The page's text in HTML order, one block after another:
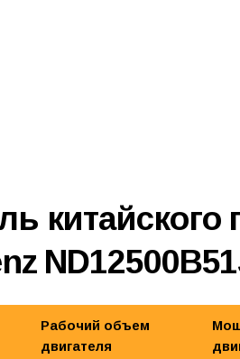
китайского
Рабочий объем
двигателя